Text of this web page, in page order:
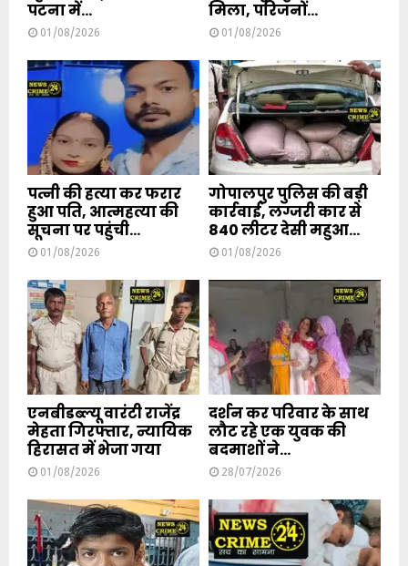
पटना में...
01/08/2026
मिला, परिजनों...
01/08/2026
पत्नी की हत्या कर फरार
हुआ पति, आत्महत्या की
सूचना पर पहुंची...
01/08/2026
गोपालपुर पुलिस की बड़ी
कार्रवाई, लग्जरी कार से
840 लीटर देसी महुआ...
01/08/2026
एनबीडब्ल्यू वारंटी राजेंद्र
मेहता गिरफ्तार, न्यायिक
हिरासत में भेजा गया
01/08/2026
दर्शन कर परिवार के साथ
लौट रहे एक युवक की
बदमाशों ने...
28/07/2026